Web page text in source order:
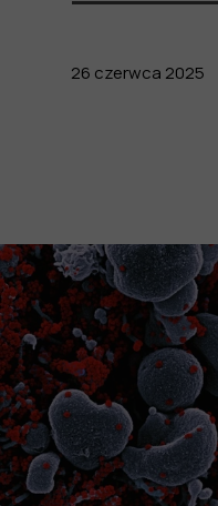
26 czerwca 2025